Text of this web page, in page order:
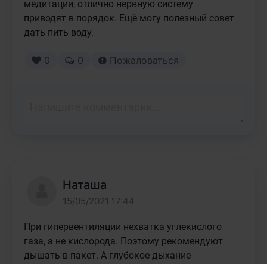
медитации, отлично нервную систему
приводят в порядок. Ещё могу полезный совет
дать пить воду.
0 0 Пожаловаться
Наташа
15/05/2021 17:44
При гипервентиляции нехватка углекислого
газа, а не кислорода. Поэтому рекомендуют
дышать в пакет. А глубокое дыхание